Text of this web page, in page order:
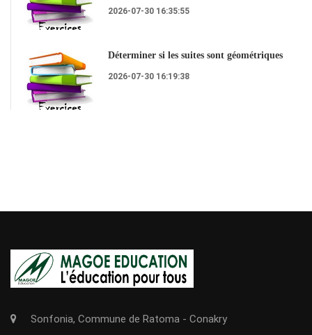
2026-07-30 16:35:55
Déterminer si les suites sont géométriques
2026-07-30 16:19:38
Sonfonia, Commune de Ratoma - Conakry